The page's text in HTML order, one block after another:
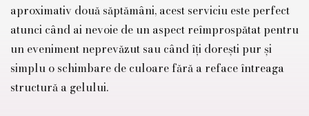
aproximativ două săptămâni, acest serviciu este perfect
atunci când ai nevoie de un aspect reîmprospătat pentru
un eveniment neprevăzut sau când îți dorești pur și
simplu o schimbare de culoare fără a reface întreaga
structură a gelului.